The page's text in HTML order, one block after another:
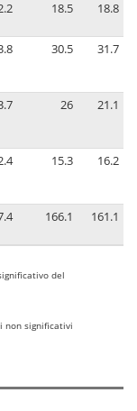
18.5 18.8
30.5 31.7
26 21.1
15.3 16.2
166.1 161.1
del
non significativi